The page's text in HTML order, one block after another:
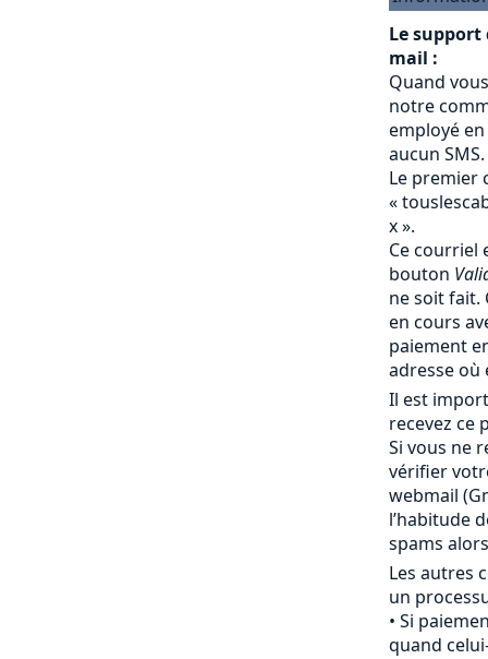
Le
mail :
Quand
notre
employé en
aucun SMS.
Le premier
«
x ».
Ce courriel
bouton
ne soit fait.
en cours
paiement
adresse où
Il est
recevez ce
Si vous ne
vérifier
webmail
l’habitude
spams
Les autres
un
Si
quand